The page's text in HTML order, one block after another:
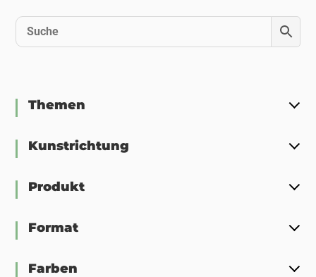
Themen
Kunstrichtung
Produkt
Format
Farben